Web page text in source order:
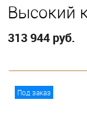
Высокий
313 944 руб.
Под заказ